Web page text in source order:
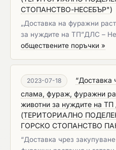
СТОПАНСТВО-НЕСЕБЪР")
„Доставка на фуражни
за нуждите на ТП”ДЛС –
обществените поръчки »
2023-07-18
“Доставка
слама, фураж, фуражни
животни за нуждите на
(ТЕРИТОРИАЛНО
ГОРСКО СТОПАНСТВО
“Доставка чрез